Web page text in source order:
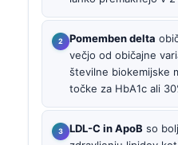
Pomemben delta
večjo od običajne
številne biokemijske
točke za HbA1c ali
LDL-C in ApoB so